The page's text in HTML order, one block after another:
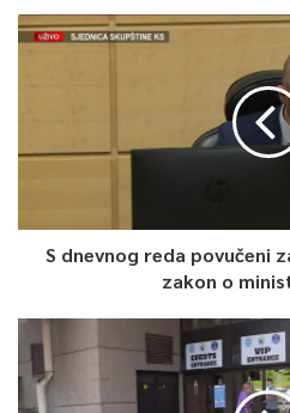
0
Article
S dnevnog reda povučeni
zakon o